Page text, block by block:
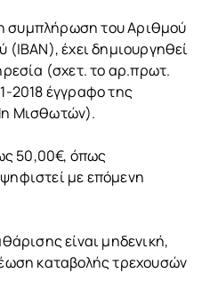
συμπλήρωση του Αριθμού
(ΙΒΑΝ), έχει δημιουργηθεί
(σχετ. το αρ.πρωτ.
2018 έγγραφο της
Μισθωτών).
50,00€, όπως
με επόμενη
είναι μηδενική,
καταβολής τρεχουσών